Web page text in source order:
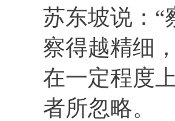
苏东坡说：“
察得越精细
在一定程度
者所忽略。